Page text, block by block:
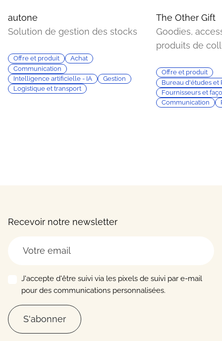
autone
Solution de gestion des stocks
Offre et produit
Achat
Communication
Intelligence artificielle - IA
Gestion
Logistique et transport
The Other Gift
Goodies,
produits de
Offre et produit
Bureau d'études et
Fournisseurs et
Communication
Recevoir notre newsletter
J'accepte d'être suivi via les pixels de suivi par e-mail
pour des communications personnalisées.
S'abonner